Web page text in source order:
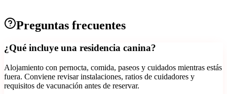
Preguntas frecuentes
¿Qué incluye una residencia canina?
Alojamiento con pernocta, comida, paseos y cuidados mientras estás
fuera. Conviene revisar instalaciones, ratios de cuidadores y
requisitos de vacunación antes de reservar.